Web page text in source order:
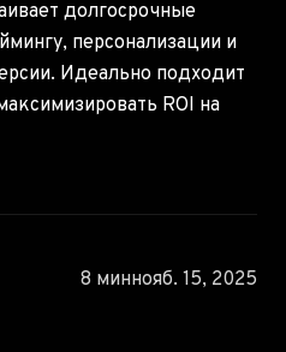
долгосрочные
персонализации и
Идеально подходит
ROI на
8 миннояб. 15, 2025